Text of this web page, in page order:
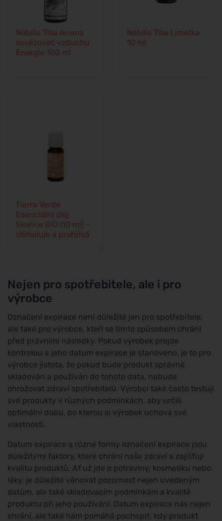
Nobilis Tilia Aroma
osvěžovač vzduchu
Energie 100 ml
Nobilis Tilia Limetka
10 ml
Tierra Verde
Esenciální olej
Skořice BIO (10 ml) -
stimuluje a prohřívá
Nejen pro spotřebitele, ale i pro
výrobce
Označení expirace není důležité jen pro spotřebitele,
ale také pro výrobce, kteří se tímto způsobem chrání
před právními následky. Pokud výrobek projde
kontrolou a jeho datum expirace je stanoveno, je to pro
výrobce jistota, že pokud bude produkt správně
skladován a používán do tohoto data, nebude
ohrožovat zdraví spotřebitelů. Výrobci také často testují
své produkty v různých podmínkách, aby určili
optimální dobu, po kterou si výrobek uchová své
vlastnosti.
Datum expirace a různé formy označení expirace jsou
důležitými faktory, které chrání naše zdraví a zajišťují
kvalitu produktů. Ať už jde o potraviny, kosmetiku nebo
léky, je důležité věnovat pozornost nejen uvedeným
datům, ale také skladovacím podmínkám a kvalitě
produktu při jeho používání. Datum expirace nás nejen
chrání, ale také nám pomáhá pochopit, kdy produkt